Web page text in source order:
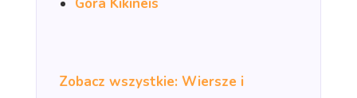
Zobacz wszystkie: Wiersze i